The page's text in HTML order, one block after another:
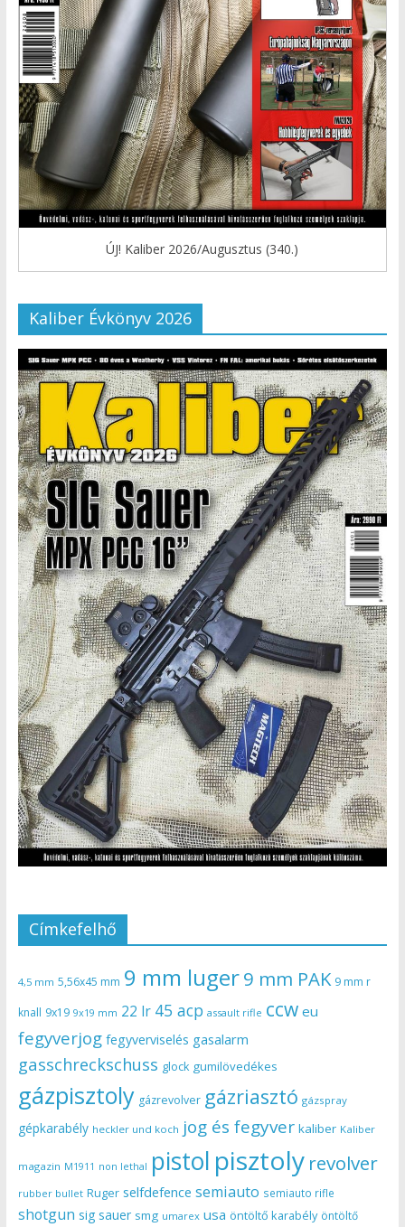
ÚJ! Kaliber 2026/Augusztus (340.)
Kaliber Évkönyv 2026
Címkefelhő
4,5 mm 5,56x45 mm 9 mm luger9 mm PAK 9 mm r
knall 9x19 9x19 mm 22 lr 45 acp assault rifle ccw eu
fegyverjog fegyverviselés gasalarm
gasschreckschuss glock gumilövedékes
gázpisztoly gázrevolver gázriasztó gázspray
gépkarabély heckler und koch jog és fegyver kaliber Kaliber
magazin M1911 non lethal pistol pisztoly revolver
rubber bullet Ruger selfdefence semiauto semiauto rifle
shotgun sig sauer smg umarex usa öntöltő karabély öntöltő